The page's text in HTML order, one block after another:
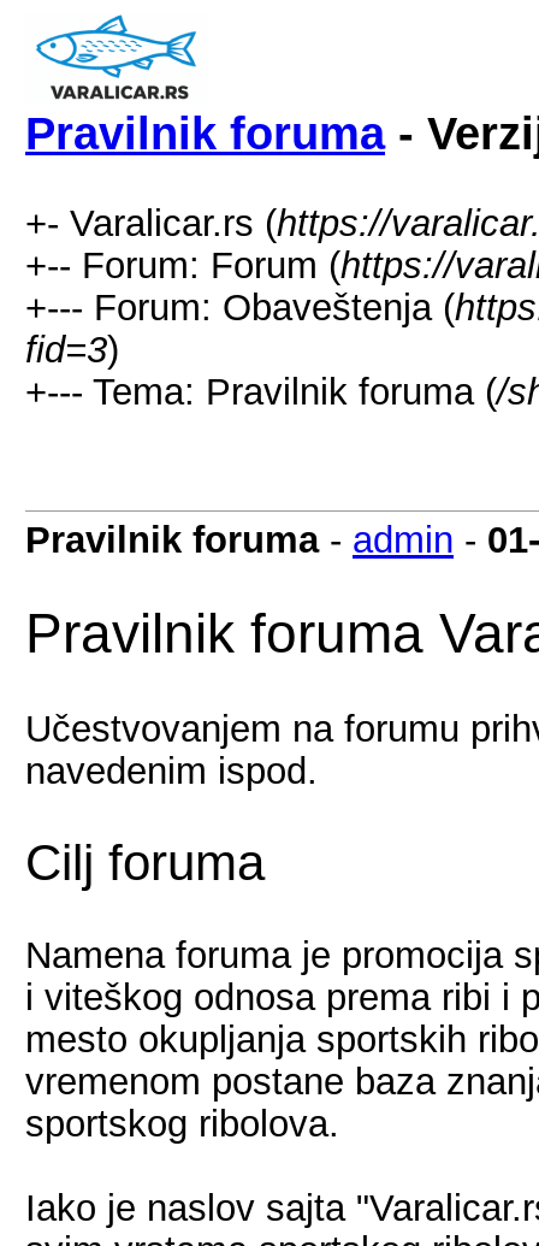
Pravilnik foruma-
+- Varalicar.rs (https://
+-- Forum: Forum (https://
+--- Forum: Obaveštenja (
fid=3)
+--- Tema: Pravilnik foruma (/
Pravilnik foruma- admin -
Pravilnik foruma
Učestvovanjem na forumu
navedenim ispod.
Cilj foruma
Namena foruma je promocija
i viteškog odnosa prema ribi i
mesto okupljanja sportskih
vremenom postane baza
sportskog ribolova.
Iako je naslov sajta